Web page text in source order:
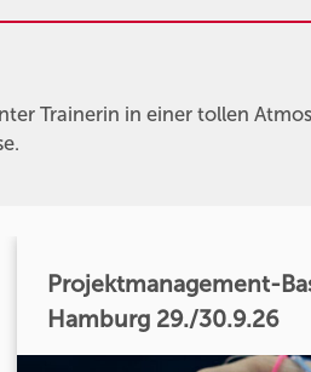
Trainerin in einer tollen
Projektmanagement-
Hamburg 29./30.9.26